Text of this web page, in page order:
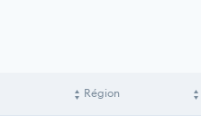
Région